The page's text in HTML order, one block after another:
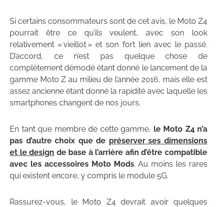
Si certains consommateurs sont de cet avis, le Moto Z4
pourrait être ce qu’ils veulent, avec son look
relativement « vieillot » et son fort lien avec le passé.
D’accord, ce n’est pas quelque chose de
complètement démodé étant donné le lancement de la
gamme Moto Z au milieu de l’année 2016, mais elle est
assez ancienne étant donné la rapidité avec laquelle les
smartphones changent de nos jours.
En tant que membre de cette gamme, le Moto Z4 n’a
pas d’autre choix que de préserver ses dimensions
et le design de base à l’arrière afin d’être compatible
avec les accessoires Moto Mods. Au moins les rares
qui existent encore, y compris le module 5G.
Rassurez-vous, le Moto Z4 devrait avoir quelques